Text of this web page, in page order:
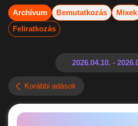
Archívum Bemutatkozás Mixek
Feliratkozás
Korábbi adások